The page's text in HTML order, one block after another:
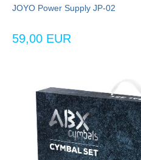
JOYO Power Supply JP-02
59,00 EUR